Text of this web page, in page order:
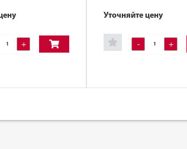
+
Уточняйте цену
- +